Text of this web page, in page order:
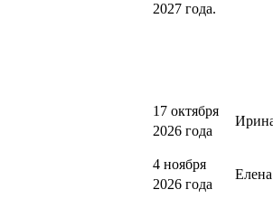
2027 года.
17 октября
2026 года
4 ноября
2026 года